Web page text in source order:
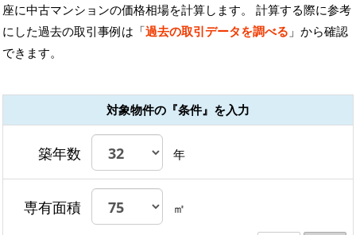
座に中古マンションの価格相場を計算します。 計算する際に参考
にした過去の取引事例は「過去の取引データを調べる 」から確認
できます。
対象物件の『条件』を入力
築年数 年
専有面積 ㎡